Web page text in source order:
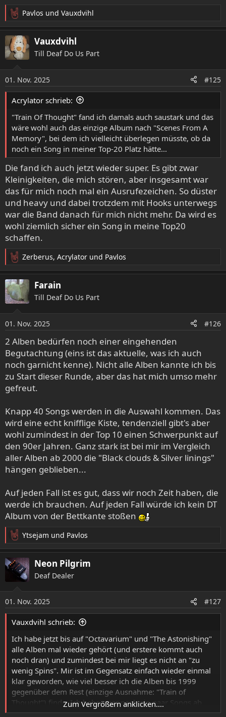
R
e
a
k
t
n
e
n
Pavlos und Vauxdvihl
Vauxdvihl
Till Deaf Do Us Part
01. Nov. 2025 #125
Acrylator schrieb:
"Train Of Thought" fand ich damals auch saustark und das
wäre wohl auch das einzige Album nach "Scenes From A
Memory", bei dem ich vielleicht überlegen müsste, ob da
noch ein Song in meiner Top-20 Platz hätte...
Die fand ich auch jetzt wieder super. Es gibt zwar
Kleinigkeiten, die mich stören, aber insgesamt war
das für mich noch mal ein Ausrufezeichen. So düster
und heavy und dabei trotzdem mit Hooks unterwegs
war die Band danach für mich nicht mehr. Da wird es
wohl ziemlich sicher ein Song in meine Top20
schaffen.
R
e
a
k
t
n
e
n
:
Zerberus, Acrylator und Pavlos
Farain
Till Deaf Do Us Part
01. Nov. 2025 #126
2 Alben bedürfen noch einer eingehenden
Begutachtung (eins ist das aktuelle, was ich auch
noch garnicht kenne). Nicht alle Alben kannte ich bis
zu Start dieser Runde, aber das hat mich umso mehr
gefreut.
Knapp 40 Songs werden in die Auswahl kommen. Das
wird eine echt knifflige Kiste, tendenziell gibt's aber
wohl zumindest in der Top 10 einen Schwerpunkt auf
den 90er Jahren. Ganz stark ist bei mir im Vergleich
aller Alben ab 2000 die "Black clouds & Silver linings"
hängen geblieben...
Auf jeden Fall ist es gut, dass wir noch Zeit haben, die
werde ich brauchen. Auf jeden Fall würde ich kein DT
Album von der Bettkante stoßen
R
e
a
k
n
e
n
Ytsejam und Pavlos
Neon Pilgrim
Deaf Dealer
01. Nov. 2025 #127
Vauxdvihl schrieb:
Ich habe jetzt bis auf "Octavarium" und "The Astonishing"
alle Alben mal wieder gehört (und erstere kommt auch
noch dran) und zumindest bei mir liegt es nicht an "zu
wenig Spins". Mir ist im Gegensatz einfach wieder einmal
klar geworden, wie viel besser ich die Alben bis 1999
gegenüber dem Rest (einzige Ausnahme: "Train of
Thought") finde. Ich habe zwar noch ein paar Songs ab
2005 in der Liste, aber ob die reinkommen, ist eher
Zum Vergrößern anklicken....